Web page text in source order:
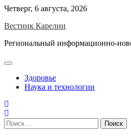
Skip
content
Четверг, 6 августа, 2026
Вестник Карелии
Региональный информационно-
Здоровье
Наука и технологии
Найти: